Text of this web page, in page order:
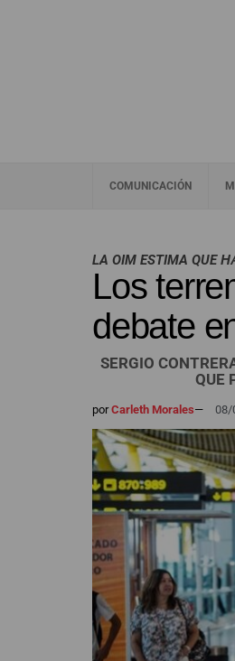
COMUNICACIÓN
LA OIM ESTIMA QUE
Los
debate
SERGIO
QUE
porCarleth Morales— 08/